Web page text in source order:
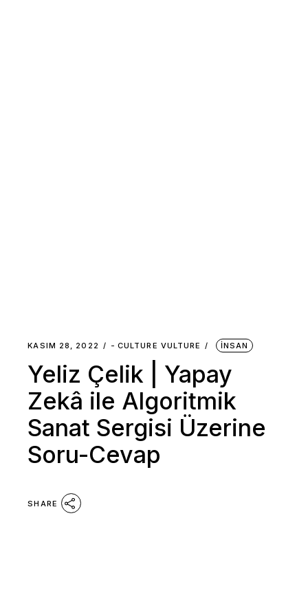
KASIM 28, 2022 - CULTURE VULTURE İNSAN
Yeliz Çelik | Yapay
Zekâ ile Algoritmik
Sanat Sergisi Üzerine
Soru-Cevap
SHARE